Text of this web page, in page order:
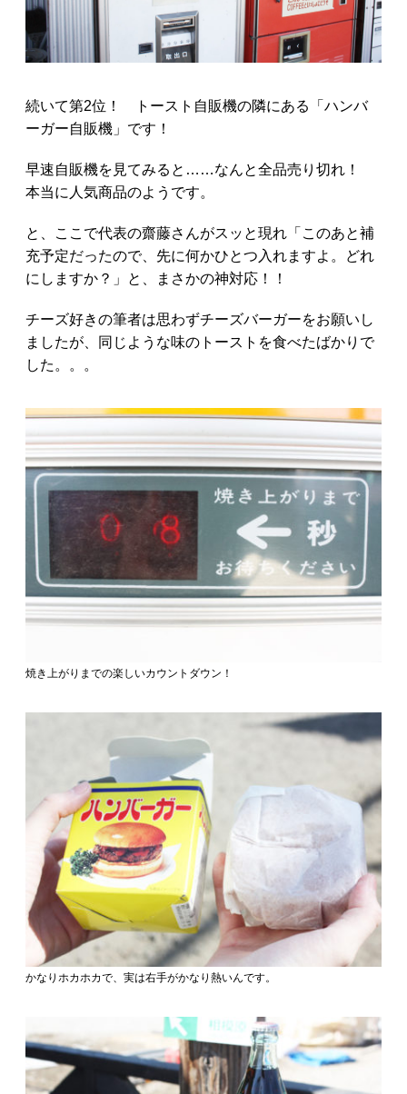
続いて第2位！ トースト自販機の隣にある「ハンバ
ーガー自販機」です！
早速自販機を見てみると……なんと全品売り切れ！
本当に人気商品のようです。
と、ここで代表の齋藤さんがスッと現れ「このあと補
充予定だったので、先に何かひとつ入れますよ。どれ
にしますか？」と、まさかの神対応！！
チーズ好きの筆者は思わずチーズバーガーをお願いし
ましたが、同じような味のトーストを食べたばかりで
した。。。
焼き上がりまでの楽しいカウントダウン！
かなりホカホカで、実は右手がかなり熱いんです。